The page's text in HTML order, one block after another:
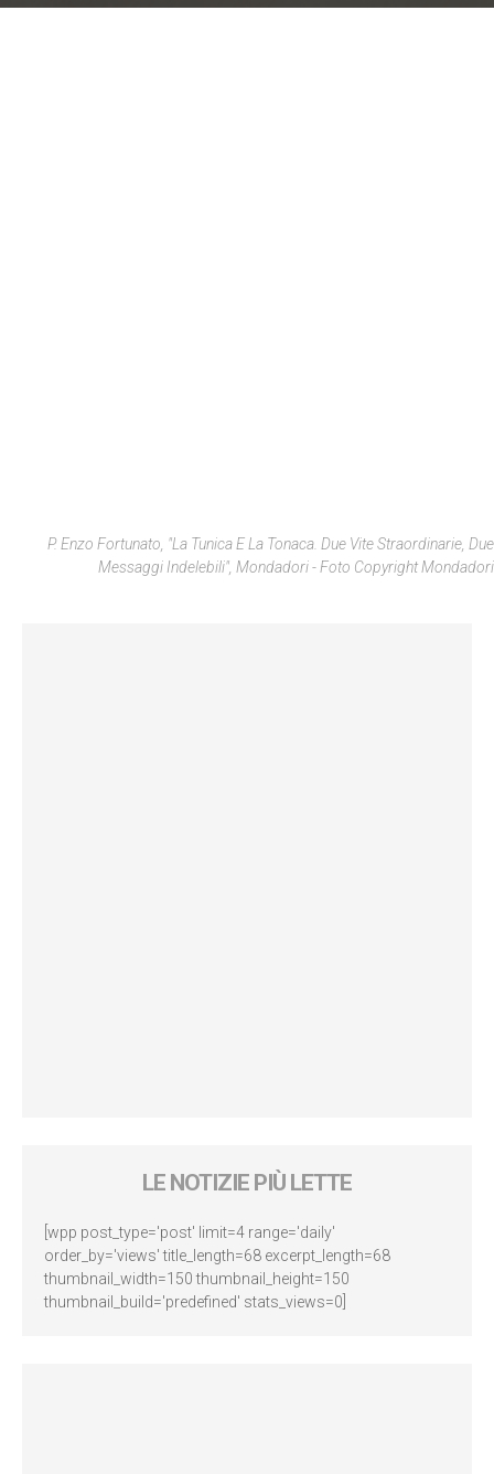
P. Enzo Fortunato, "La Tunica E La Tonaca. Due Vite Straordinarie, Due
Messaggi Indelebili", Mondadori - Foto Copyright Mondadori
LE NOTIZIE PIÙ LETTE
[wpp post_type='post' limit=4 range='daily'
order_by='views' title_length=68 excerpt_length=68
thumbnail_width=150 thumbnail_height=150
thumbnail_build='predefined' stats_views=0]